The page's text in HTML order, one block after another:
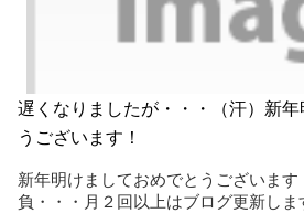
遅くなりましたが・・・（汗）新
うございます！
新年明けましておめでとうございます
負・・・月２回以上はブログ更新し